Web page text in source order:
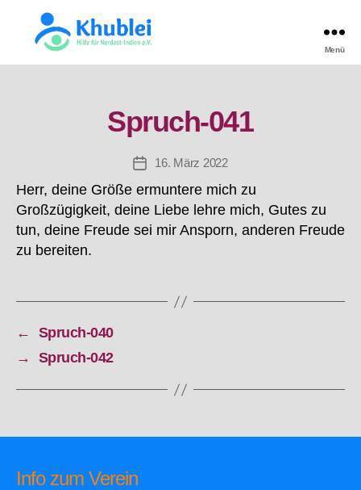
Khublei
Menü
Spruch-041
Beitragsdatum
16. März 2022
Herr, deine Größe ermuntere mich zu
Großzügigkeit, deine Liebe lehre mich, Gutes zu
tun, deine Freude sei mir Ansporn, anderen Freude
zu bereiten.
←
Spruch-040
→
Spruch-042
Info zum Verein